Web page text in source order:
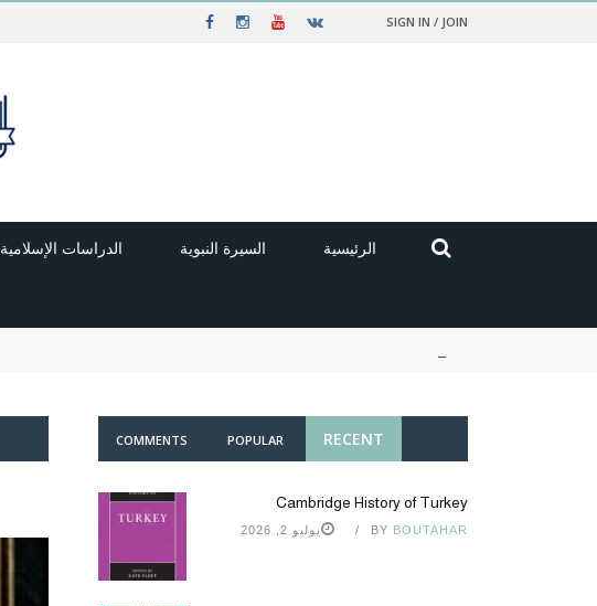
SIGN IN / JOIN
الرئيسية السيرة النبوية الدراسات الإسلامية
RECENT
POPULAR
COMMENTS
Cambridge History of Turkey
BY BOUTAHAR يوليو 2, 2026